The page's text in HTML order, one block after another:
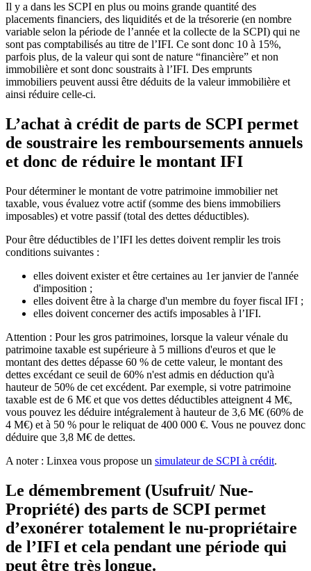
Il y a dans les SCPI en plus ou moins grande quantité des
placements financiers, des liquidités et de la trésorerie (en nombre
variable selon la période de l’année et la collecte de la SCPI) qui ne
sont pas comptabilisés au titre de l’IFI. Ce sont donc 10 à 15%,
parfois plus, de la valeur qui sont de nature “financière” et non
immobilière et sont donc soustraits à l’IFI. Des emprunts
immobiliers peuvent aussi être déduits de la valeur immobilière et
ainsi réduire celle-ci.
L’achat à crédit de parts de SCPI permet
de soustraire les remboursements annuels
et donc de réduire le montant IFI
Pour déterminer le montant de votre patrimoine immobilier net
taxable, vous évaluez votre actif (somme des biens immobiliers
imposables) et votre passif (total des dettes déductibles).
Pour être déductibles de l’IFI les dettes doivent remplir les trois
conditions suivantes :
elles doivent exister et être certaines au 1er janvier de l'année
d'imposition ;
elles doivent être à la charge d'un membre du foyer fiscal IFI ;
elles doivent concerner des actifs imposables à l’IFI.
Attention : Pour les gros patrimoines, lorsque la valeur vénale du
patrimoine taxable est supérieure à 5 millions d'euros et que le
montant des dettes dépasse 60 % de cette valeur, le montant des
dettes excédant ce seuil de 60% n'est admis en déduction qu'à
hauteur de 50% de cet excédent. Par exemple, si votre patrimoine
taxable est de 6 M€ et que vos dettes déductibles atteignent 4 M€,
vous pouvez les déduire intégralement à hauteur de 3,6 M€ (60% de
4 M€) et à 50 % pour le reliquat de 400 000 €. Vous ne pouvez donc
déduire que 3,8 M€ de dettes.
A noter : Linxea vous propose un simulateur de SCPI à crédit.
Le démembrement (Usufruit/ Nue-
Propriété) des parts de SCPI permet
d’exonérer totalement le nu-propriétaire
de l’IFI et cela pendant une période qui
peut être très longue.